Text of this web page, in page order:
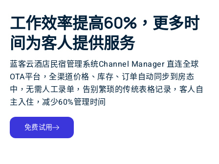
工作效率提高60%，更多时
间为客人提供服务
蓝客云酒店民宿管理系统Channel Manager 直连全球
OTA平台，全渠道价格、库存、订单自动同步到房态
中，无需人工录单，告别繁琐的传统表格记录，客人自
主入住，减少60%管理时间
免费试用